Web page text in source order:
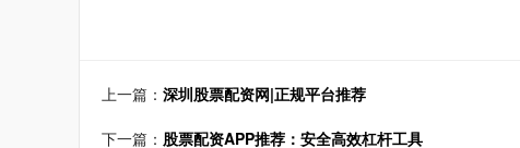
上一篇： 深圳股票配资网|正规平台推荐
下一篇： 股票配资APP推荐：安全高效杠杆工具